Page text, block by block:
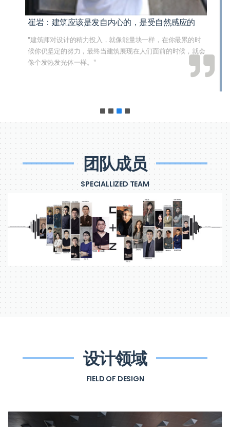
崔岩：建筑应该是发自内心的，是受自然感应的
"建筑师对设计的精力投入，就像能量块一样，在你最累的时
候你仍坚定的努力，最终当建筑展现在人们面前的时候，就会
像个发热发光体一样。"
团队成员
SPECIALLIZED TEAM
设计领域
FIELD OF DESIGN